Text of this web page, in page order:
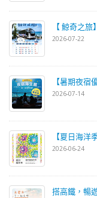
【 鯨奇之旅】
2026-07-22
【暑期夜宿
2026-07-14
【夏日海洋
2026-06-24
搭高鐵，暢